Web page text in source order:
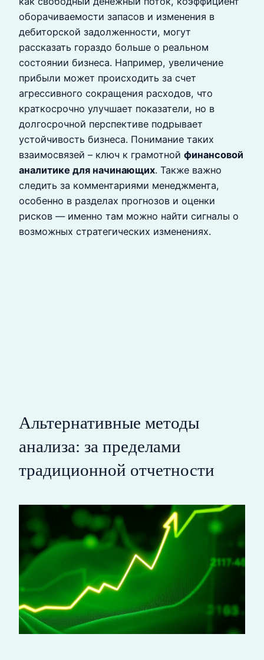
оборачиваемости запасов и изменения в
дебиторской задолженности, могут
рассказать гораздо больше о реальном
состоянии бизнеса. Например, увеличение
прибыли может происходить за счет
агрессивного сокращения расходов, что
краткосрочно улучшает показатели, но в
долгосрочной перспективе подрывает
устойчивость бизнеса. Понимание таких
взаимосвязей – ключ к грамотной финансовой
аналитике для начинающих. Также важно
следить за комментариями менеджмента,
особенно в разделах прогнозов и оценки
рисков — именно там можно найти сигналы о
возможных стратегических изменениях.
Альтернативные методы
анализа: за пределами
традиционной отчетности